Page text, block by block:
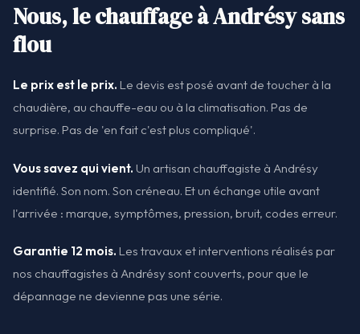
Nous, le chauffage à Andrésy sans
flou
Le prix est le prix. Le devis est posé avant de toucher à la
chaudière, au chauffe-eau ou à la climatisation. Pas de
surprise. Pas de 'en fait c'est plus compliqué'.
Vous savez qui vient. Un artisan chauffagiste à Andrésy
identifié. Son nom. Son créneau. Et un échange utile avant
l'arrivée : marque, symptômes, pression, bruit, codes erreur.
Garantie 12 mois. Les travaux et interventions réalisés par
nos chauffagistes à Andrésy sont couverts, pour que le
dépannage ne devienne pas une série.